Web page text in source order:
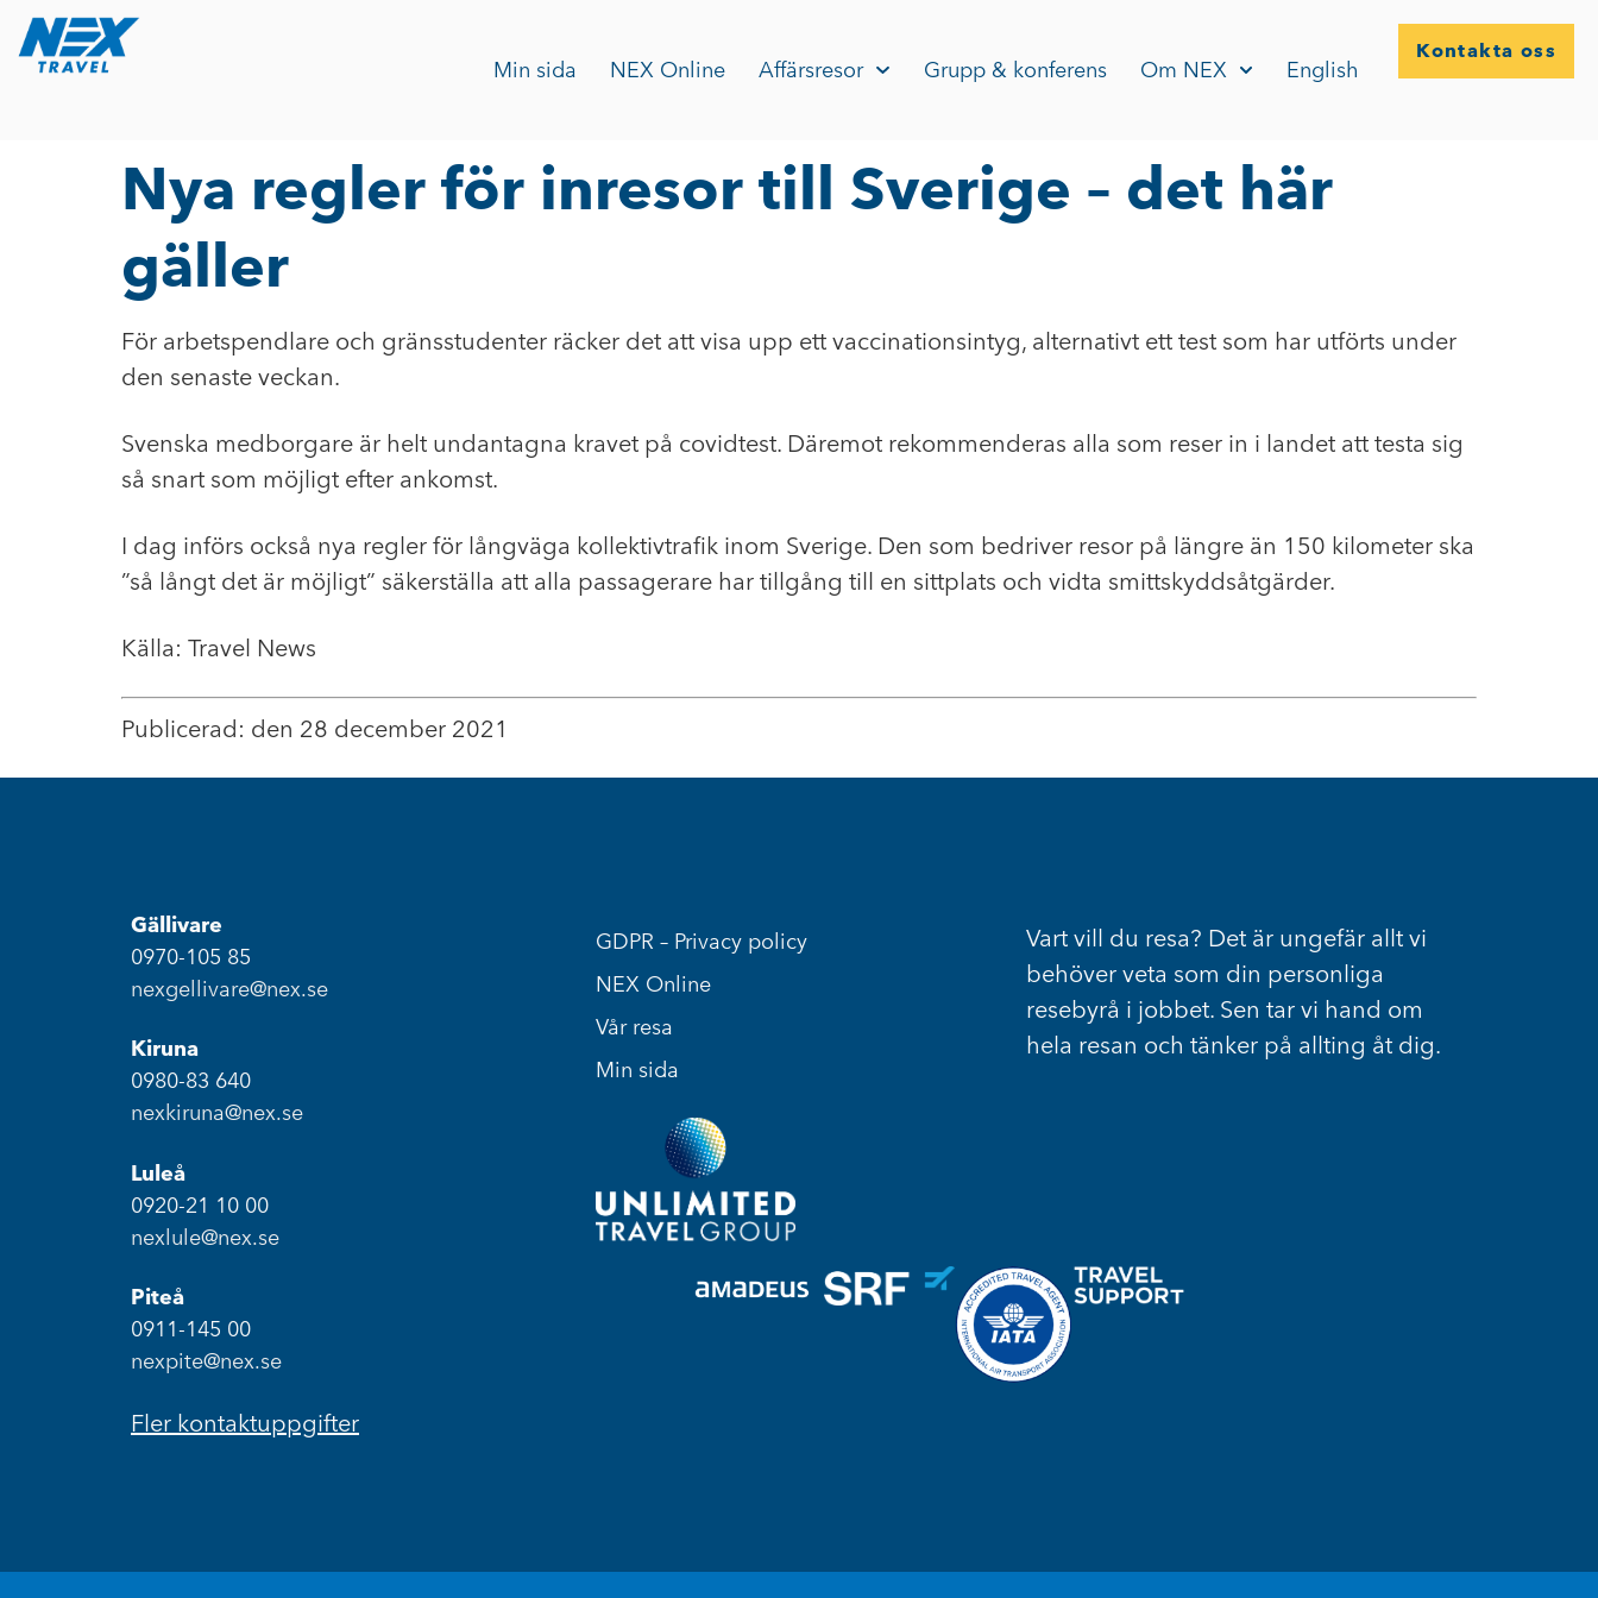
Min sida NEX Online Affärsresor Grupp & konferens Om NEX English
Kontakta oss
Nya regler för inresor till Sverige – det här
gäller
För arbetspendlare och gränsstudenter räcker det att visa upp ett vaccinationsintyg, alternativt ett test som har utförts under
den senaste veckan.
Svenska medborgare är helt undantagna kravet på covidtest. Däremot rekommenderas alla som reser in i landet att testa sig
så snart som möjligt efter ankomst.
I dag införs också nya regler för långväga kollektivtrafik inom Sverige. Den som bedriver resor på längre än 150 kilometer ska
”så långt det är möjligt” säkerställa att alla passagerare har tillgång till en sittplats och vidta smittskyddsåtgärder.
Källa: Travel News
Publicerad: den 28 december 2021
Gällivare
0970-105 85
nexgellivare@nex.se
Kiruna
0980-83 640
nexkiruna@nex.se
Luleå
0920-21 10 00
nexlule@nex.se
Piteå
0911-145 00
nexpite@nex.se
Fler kontaktuppgifter
GDPR – Privacy policy
NEX Online
Vår resa
Min sida
Vart vill du resa? Det är ungefär allt vi
behöver veta som din personliga
resebyrå i jobbet. Sen tar vi hand om
hela resan och tänker på allting åt dig.